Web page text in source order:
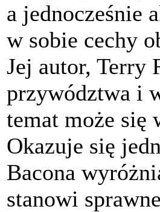
a jednocześnie
w sobie cechy
Jej autor, Terry
przywództwa i
temat może się
Okazuje się
Bacona
stanowi